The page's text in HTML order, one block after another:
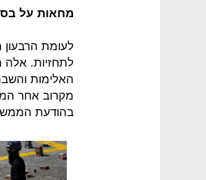
מחאות על
לתחזיות. אלה
האלימות
מקרוב אחר
בהודעת